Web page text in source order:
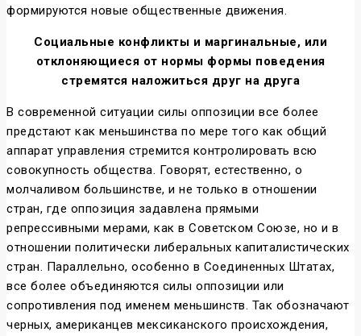
формируются новые общественные движения.
Социальные конфликты и маргинальные, или
отклоняющиеся от нормы формы поведения
стремятся наложиться друг на друга
В современной ситуации силы оппозиции все более
предстают как меньшинства по мере того как общий
аппарат управления стремится контролировать всю
совокупность общества. Говорят, естественно, о
молчаливом большинстве, и не только в отношении
стран, где оппозиция задавлена прямыми
репрессивными мерами, как в Советском Союзе, но и в
отношении политически либеральных капиталистических
стран. Параллельно, особенно в Соединенных Штатах,
все более объединяются силы оппозиции или
сопротивления под именем меньшинств. Так обозначают
черных, американцев мексиканского происхождения,